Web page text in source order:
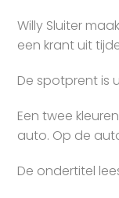
Willy Sluiter
een krant uit
De spotprent is
Een twee
auto. Op de
De ondertitel